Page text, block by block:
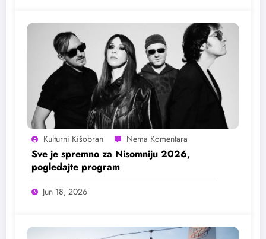
Kulturni Kišobran
Sve je spremno za Nisomniju 2026,
pogledajte program
Jun 18, 2026